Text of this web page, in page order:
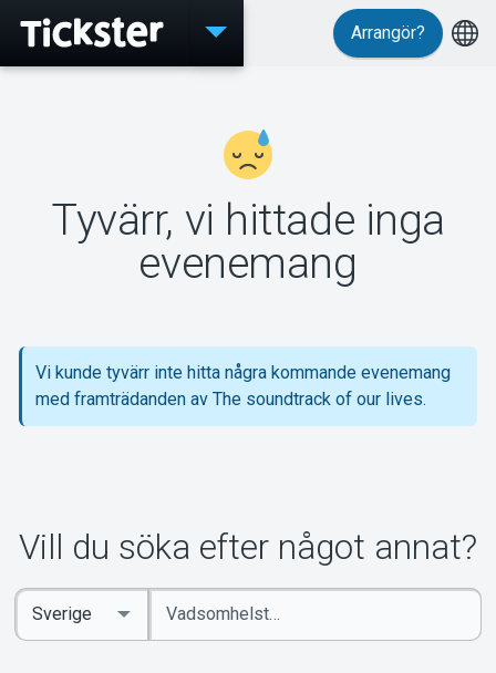
Evenemang
MyTickster
Support
Arrangör?
Tyvärr, vi hittade inga
evenemang
Vi kunde tyvärr inte hitta några kommande evenemang
med framträdanden av The soundtrack of our lives.
Vill du söka efter något annat?
Ange
sökord
Select
Country